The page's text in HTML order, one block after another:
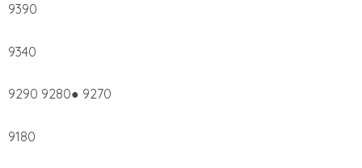
9390
9340
9290 9280● 9270
9180